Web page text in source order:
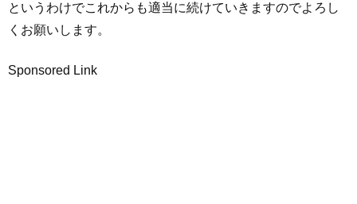
というわけでこれからも適当に続けていきますのでよろし
くお願いします。
Sponsored Link